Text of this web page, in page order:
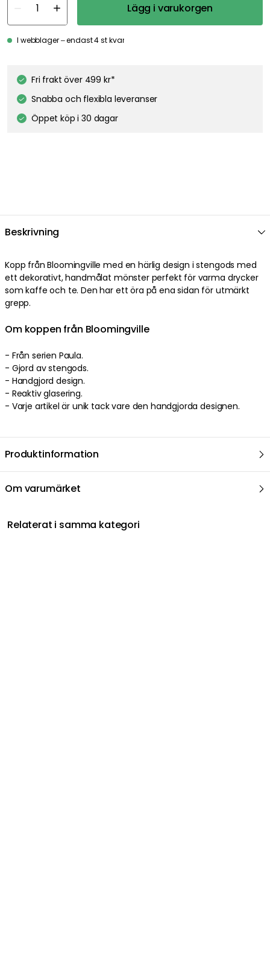
Lägg i varukorgen
I webblager – endast 4 st kvar
Fri frakt över 499 kr*
Snabba och flexibla leveranser
Öppet köp i 30 dagar
Beskrivning
Kopp från Bloomingville med en härlig design i stengods med
ett dekorativt, handmålat mönster perfekt för varma drycker
som kaffe och te. Den har ett öra på ena sidan för utmärkt
grepp.
Om koppen från Bloomingville
- Från serien Paula.
- Gjord av stengods.
- Handgjord design.
- Reaktiv glasering.
- Varje artikel är unik tack vare den handgjorda designen.
Produktinformation
Om varumärket
Relaterat i samma kategori